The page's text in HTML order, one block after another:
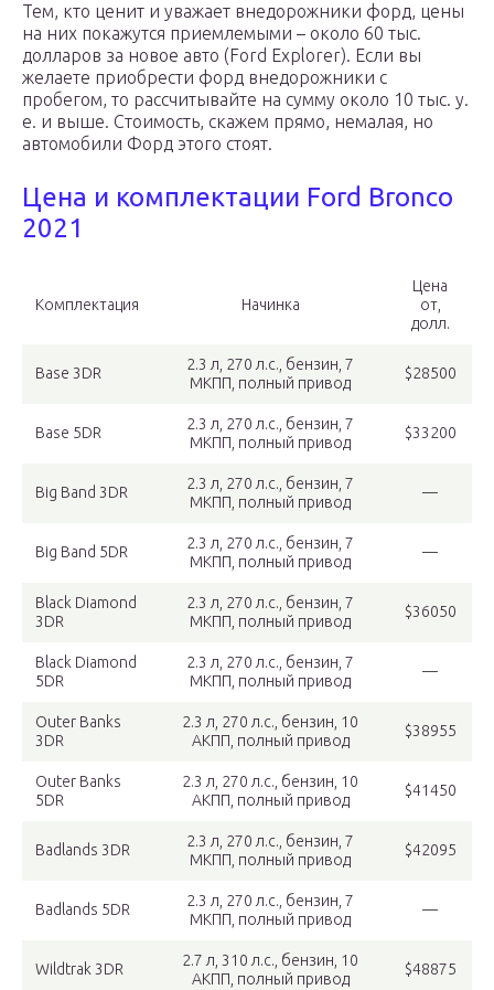
Тем, кто ценит и уважает внедорожники форд, цены
на них покажутся приемлемыми – около 60 тыс.
долларов за новое авто (Ford Explorer). Если вы
желаете приобрести форд внедорожники с
пробегом, то рассчитывайте на сумму около 10 тыс. у.
е. и выше. Стоимость, скажем прямо, немалая, но
автомобили Форд этого стоят.
Цена и комплектации Ford Bronco
2021
Комплектация Начинка
Цена
от,
долл.
Base 3DR
2.3 л, 270 л.с., бензин, 7
МКПП, полный привод
$28500
Base 5DR
2.3 л, 270 л.с., бензин, 7
МКПП, полный привод
$33200
Big Band 3DR
2.3 л, 270 л.с., бензин, 7
МКПП, полный привод
—
Big Band 5DR
2.3 л, 270 л.с., бензин, 7
МКПП, полный привод
—
Black Diamond
3DR
2.3 л, 270 л.с., бензин, 7
МКПП, полный привод
$36050
Black Diamond
5DR
2.3 л, 270 л.с., бензин, 7
МКПП, полный привод
—
Outer Banks
3DR
2.3 л, 270 л.с., бензин, 10
АКПП, полный привод
$38955
Outer Banks
5DR
2.3 л, 270 л.с., бензин, 10
АКПП, полный привод
$41450
Badlands 3DR
2.3 л, 270 л.с., бензин, 7
МКПП, полный привод
$42095
Badlands 5DR
2.3 л, 270 л.с., бензин, 7
МКПП, полный привод
—
Wildtrak 3DR
2.7 л, 310 л.с., бензин, 10
АКПП, полный привод
$48875